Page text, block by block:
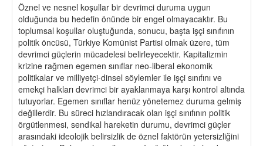
Öznel ve nesnel koşullar bir devrimci duruma uygun
olduğunda bu hedefin önünde bir engel olmayacaktır. Bu
toplumsal koşullar oluştuğunda, sonucu, başta işçi sınıfının
politik öncüsü, Türkiye Komünist Partisi olmak üzere, tüm
devrimci güçlerin mücadelesi belirleyecektir. Kapitalizmin
krizine rağmen egemen sınıflar neo-liberal ekonomik
politikalar ve milliyetçi-dinsel söylemler ile işçi sınıfını ve
emekçi halkları devrimci bir ayaklanmaya karşı kontrol altında
tutuyorlar. Egemen sınıflar henüz yönetemez duruma gelmiş
değillerdir. Bu süreci hızlandıracak olan işçi sınıfının politik
örgütlenmesi, sendikal hareketin durumu, devrimci güçler
arasındaki ideolojik belirsizlik de öznel faktörün yetersizliğini